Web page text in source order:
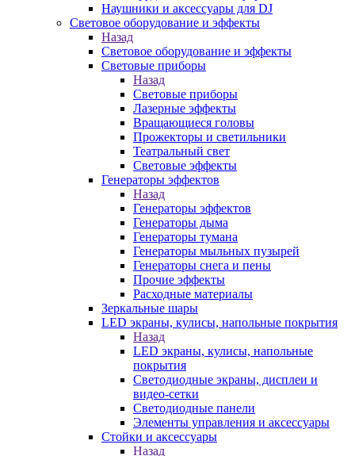
Наушники и аксессуары для DJ
Световое оборудование и эффекты
Назад
Световое оборудование и эффекты
Световые приборы
Назад
Световые приборы
Лазерные эффекты
Вращающиеся головы
Прожекторы и светильники
Театральный свет
Световые эффекты
Генераторы эффектов
Назад
Генераторы эффектов
Генераторы дыма
Генераторы тумана
Генераторы мыльных пузырей
Генераторы снега и пены
Прочие эффекты
Расходные материалы
Зеркальные шары
LED экраны, кулисы, напольные покрытия
Назад
LED экраны, кулисы, напольные
покрытия
Светодиодные экраны, дисплеи и
видео-сетки
Светодиодные панели
Элементы управления и аксессуары
Стойки и аксессуары
Назад